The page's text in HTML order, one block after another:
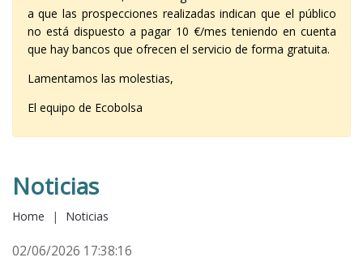
a que las prospecciones realizadas indican que el público
no está dispuesto a pagar 10 €/mes teniendo en cuenta
que hay bancos que ofrecen el servicio de forma gratuita.
Lamentamos las molestias,
El equipo de Ecobolsa
Noticias
Home | Noticias
02/06/2026 17:38:16